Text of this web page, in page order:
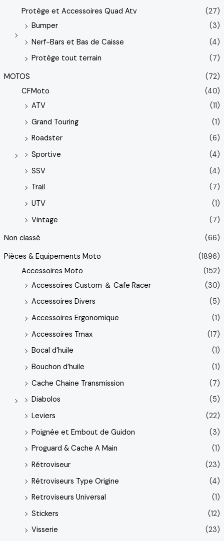
Protège et Accessoires Quad Atv
(27)
Bumper
(3)
Nerf-Bars et Bas de Caisse
(4)
Protège tout terrain
(7)
MOTOS
(72)
CFMoto
(40)
ATV
(11)
Grand Touring
(1)
Roadster
(6)
Sportive
(4)
SSV
(4)
Trail
(7)
UTV
(1)
Vintage
(7)
Non classé
(66)
Pièces & Equipements Moto
(1896)
Accessoires Moto
(152)
Accessoires Custom ＆ Cafe Racer
(30)
Accessoires Divers
(5)
Accessoires Ergonomique
(1)
Accessoires Tmax
(17)
Bocal d’huile
(1)
Bouchon d’huile
(1)
Cache Chaine Transmission
(7)
Diabolos
(5)
Leviers
(22)
Poignée et Embout de Guidon
(3)
Proguard & Cache A Main
(1)
Rétroviseur
(23)
Rétroviseurs Type Origine
(4)
Retroviseurs Universal
(1)
Stickers
(12)
Visserie
(23)